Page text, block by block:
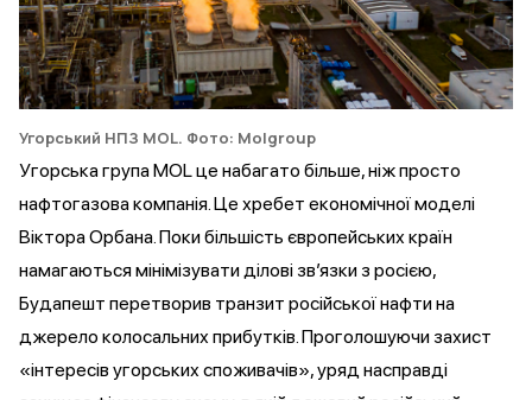
Угорський НПЗ MOL. Фото: Molgroup
Угорська група MOL це набагато більше, ніж просто
нафтогазова компанія. Це хребет економічної моделі
Віктора Орбана. Поки більшість європейських країн
намагаються мінімізувати ділові зв’язки з росією,
Будапешт перетворив транзит російської нафти на
джерело колосальних прибутків. Проголошуючи захист
«інтересів угорських споживачів», уряд насправді